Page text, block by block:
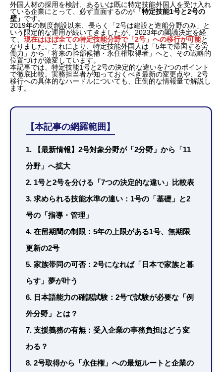
外国人材の採用を検討、あるいは既に特定技能外国人を受け入れ
ている企業にとって、必ず直面するのが 「特定技能1号と2号の
壁」 です。
2019年の制度創設以来、長らく「2号は建設と造船分野のみ」と
いう限定的な運用が続いてきましたが、2023年の閣議決定を経
て、 現在はほぼ全ての特定技能分野で「2号」への移行が可能と
なりました。これにより、特定技能外国人は「5年で帰国する労
働力」から「将来の幹部候補・永住権取得者」へと、その戦略的
位置づけが激変しています。
本記事では、特定技能1号と2号の決定的な違いを7つのポイント
で徹底比較。実務担当者が知っておくべき最新の変更点や、2号
移行への具体的なハードルについても、圧倒的な情報量で解説し
ます。
【本記事の網羅範囲】
1. 【最新情報】2号対象分野が「2分野」から「11
分野」へ拡大
2. 1号と2号を分ける「7つの決定的な違い」比較表
3. 求められる技能水準の違い：1号の「基礎」と2
号の「指導・管理」
4. 在留期間の制限：5年の上限がある1号、無期限
更新の2号
5. 家族帯同の可否：2号になれば「日本で家族と暮
らす」夢が叶う
6. 日本語能力の確認試験：2号で試験が必要な「例
外分野」とは？
7. 支援義務の有無：受入企業の事務負担はどう変
わる？
8. 2号取得から「永住権」への最短ルートと企業の